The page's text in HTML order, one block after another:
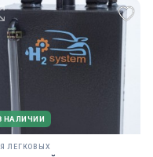
НАЛИЧИИ
ЛЕГКОВЫХ